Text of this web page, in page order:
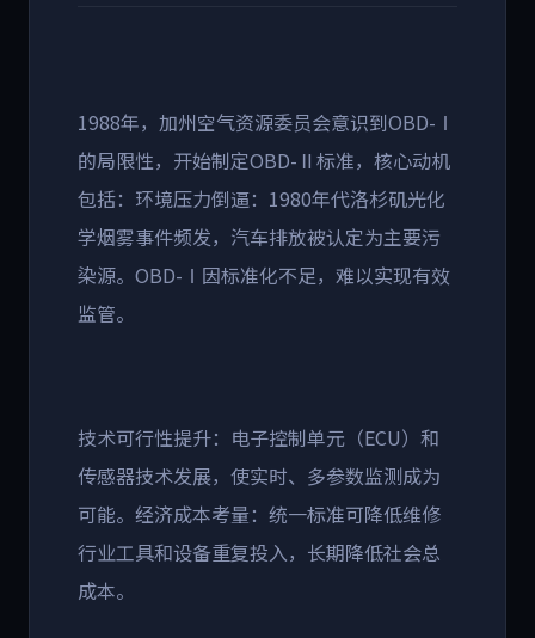
1988年，加州空气资源委员会意识到OBD- Ⅰ
的局限性，开始制定OBD- Ⅱ标准， 核心动机
包括：环境压力倒逼： 1980年代洛杉矶光化
学烟雾事件频发，汽车排放被认定为主要污
染源。 OBD- Ⅰ因标准化不足，难以实现有效
监管。
技术可行性提升：电子控制单元（ECU）和
传感器技术发展，使实时、多参数监测成为
可能。经济成本考量：统一标准可降低维修
行业工具和设备重复投入，长期降低社会总
成本。